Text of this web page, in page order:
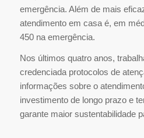
emergência. Além de mais
atendimento em casa é, em
450 na emergência.
Nos últimos quatro anos,
credenciada protocolos de
informações sobre o
investimento de longo prazo e
garante maior sustentabilidade